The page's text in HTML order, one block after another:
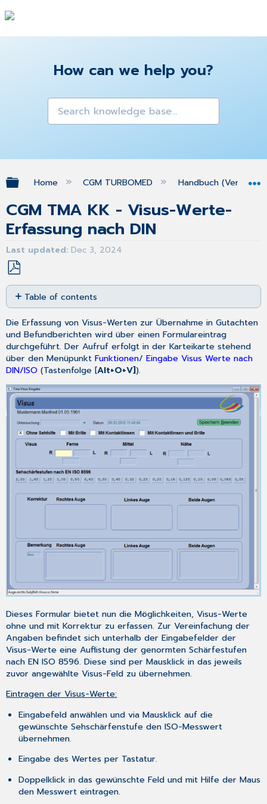
How can we help you?
Expand/collapse global hierarchy
Home CGM TURBOMED Handbuch (Version
CGM TMA KK - Visus-Werte-
Erfassung nach DIN
Last updated Dec 3, 2024
Save
as
PDF
Table of contents
No
headers
Die Erfassung von Visus-Werten zur Übernahme in Gutachten
und Befundberichten wird über einen Formulareintrag
durchgeführt. Der Aufruf erfolgt in der Karteikarte stehend
über den MenüpunktFunktionen/Eingabe Visus Werte nach
DIN/ISO (Tastenfolge [Alt+O+V]).
Dieses Formular bietet nun die Möglichkeiten, Visus-Werte
ohne und mit Korrektur zu erfassen. Zur Vereinfachung der
Angaben befindet sich unterhalb der Eingabefelder der
Visus-Werte eine Auflistung der genormten Schärfestufen
nach EN ISO 8596. Diese sind per Mausklick in das jeweils
zuvor angewählte Visus-Feld zu übernehmen.
Eintragen der Visus-Werte:
Eingabefeld anwählen und via Mausklick auf die
gewünschte Sehschärfenstufe den ISO-Messwert
übernehmen.
Eingabe des Wertes per Tastatur.
Doppelklick in das gewünschte Feld und mit Hilfe der Maus
den Messwert eintragen.